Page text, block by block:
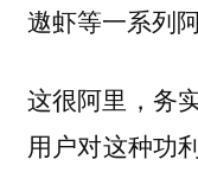
遨虾等一系列
这很阿里，务
用户对这种功